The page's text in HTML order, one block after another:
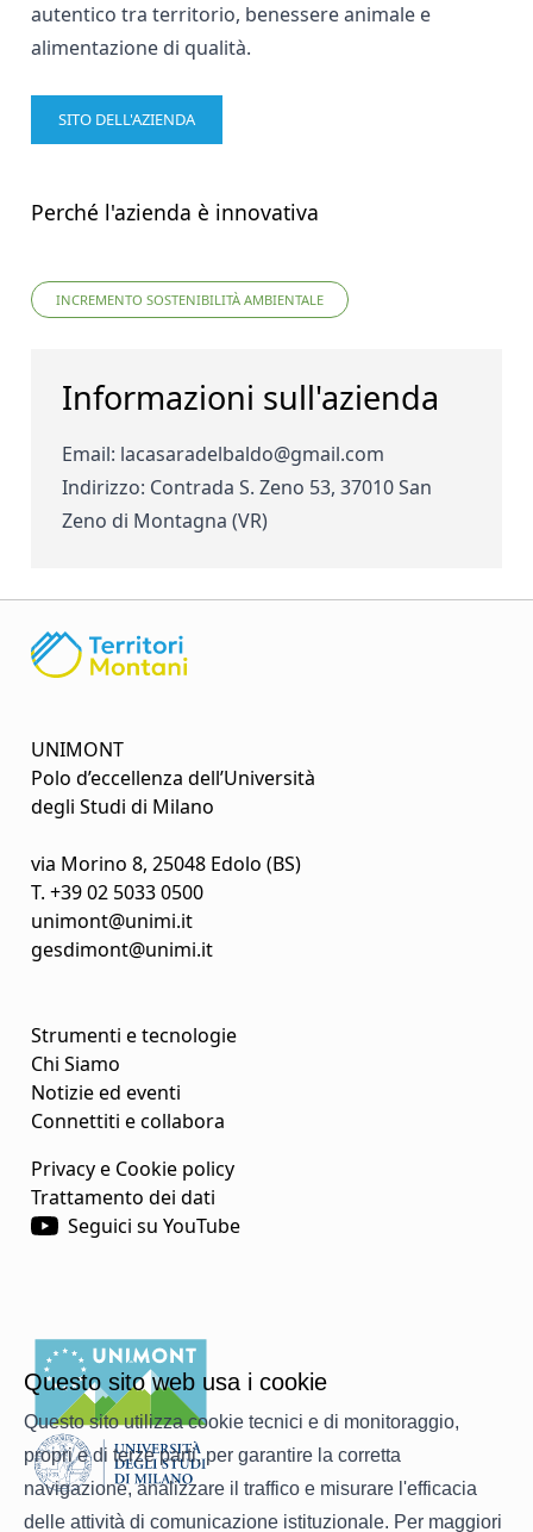
Questo sito web usa i cookie
Questo sito utilizza cookie tecnici e di monitoraggio,
propri e di terze parti, per garantire la corretta
navigazione, analizzare il traffico e misurare l'efficacia
delle attività di comunicazione istituzionale. Per maggiori
autentico tra territorio, benessere animale e
alimentazione di qualità.
SITO DELL'AZIENDA
Perché l'azienda è innovativa
INCREMENTO SOSTENIBILITÀ AMBIENTALE
Informazioni sull'azienda
Email: lacasaradelbaldo@gmail.com
Indirizzo: Contrada S. Zeno 53, 37010 San
Zeno di Montagna (VR)
UNIMONT
Polo d’eccellenza dell’Università
degli Studi di Milano
via Morino 8, 25048 Edolo (BS)
T. +39 02 5033 0500
unimont@unimi.it
gesdimont@unimi.it
Strumenti e tecnologie
Chi Siamo
Notizie ed eventi
Connettiti e collabora
Privacy e Cookie policy
Trattamento dei dati
Seguici su YouTube